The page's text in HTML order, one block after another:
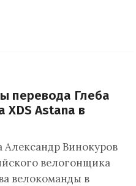
перевода Глеба
XDS Astana в
Александр Винокуров
велогонщика
велокоманды в